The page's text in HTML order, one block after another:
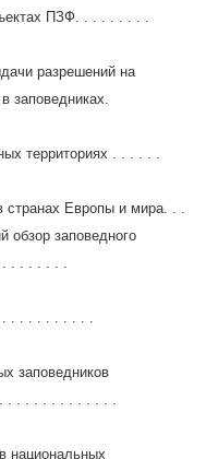
ПЗФ. . . . . . . . .
разрешений на
заповедниках.
территориях . . . . . .
странах Европы и мира. . .
обзор заповедного
. . . . . . . .
. . . . . . . . . . .
заповедников
. . . . . . . . . . . . . .
национальных